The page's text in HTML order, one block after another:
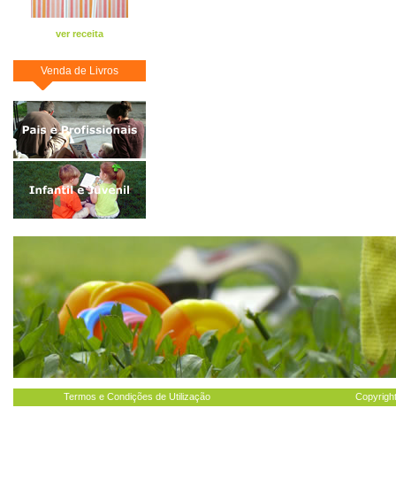
ver receita
Venda de Livros
Termos e Condições de Utilização